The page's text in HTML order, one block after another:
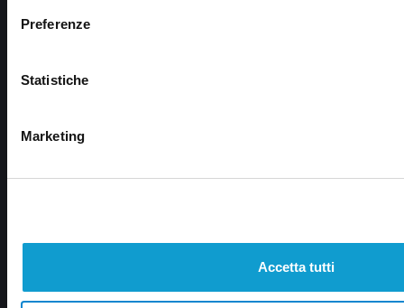
Preferenze
Statistiche
Marketing
Accetta tutti
Via Pasubio, 36 – 63074 San Benedetto del Tronto (AP)
info@veratv.it
CATEGORIE
Cronaca